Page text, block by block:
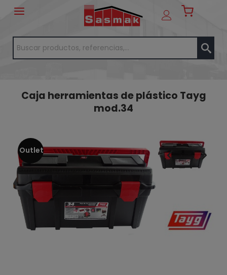
Caja herramientas de plástico Tayg
mod.34
Outlet